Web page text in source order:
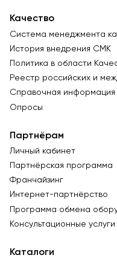
Качество
Система менеджмента
История внедрения СМК
Политика в области
Реестр российских и
Справочная информация
Опросы
Партнёрам
Личный кабинет
Партнёрская программа
Франчайзинг
Интернет-партнёрство
Программа обмена
Консультационные услуги
Каталоги